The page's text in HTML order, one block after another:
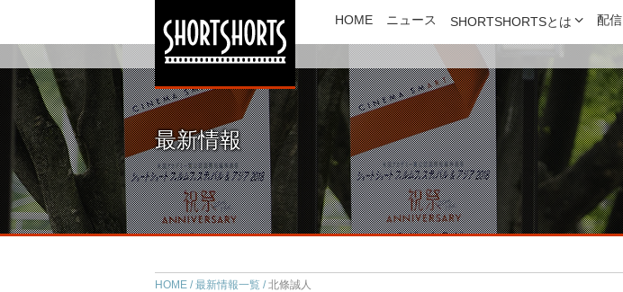
HOME ニュース SHORTSHORTSとは 配信
最新情報
HOME 最新情報一覧 北條誠人